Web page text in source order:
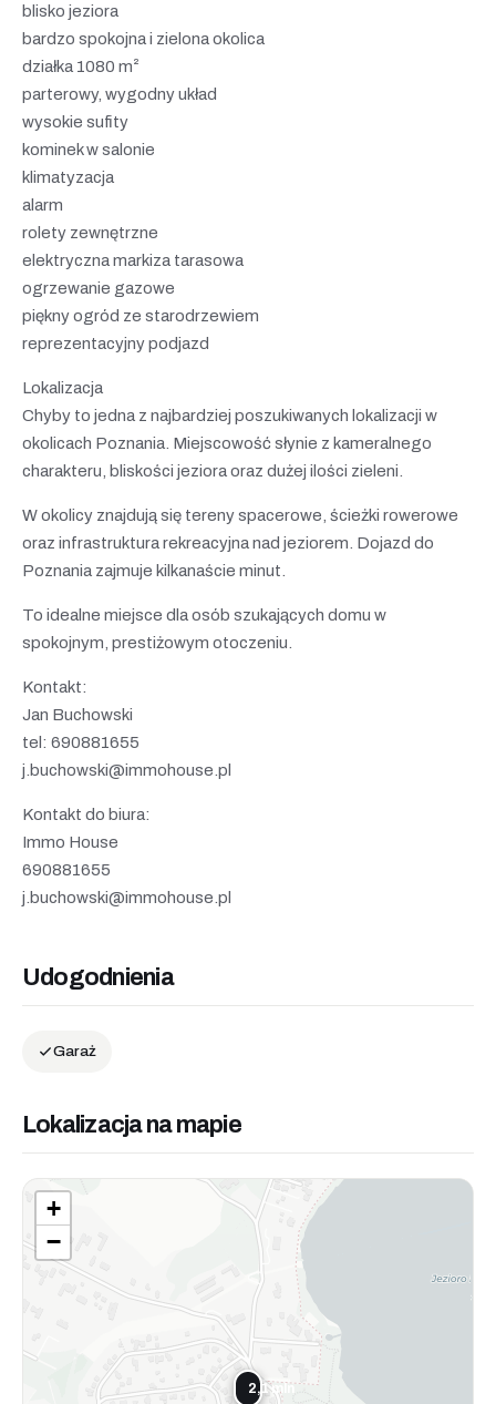
blisko jeziora
bardzo spokojna i zielona okolica
działka 1080 m²
parterowy, wygodny układ
wysokie sufity
kominek w salonie
klimatyzacja
alarm
rolety zewnętrzne
elektryczna markiza tarasowa
ogrzewanie gazowe
piękny ogród ze starodrzewiem
reprezentacyjny podjazd
Lokalizacja
Chyby to jedna z najbardziej poszukiwanych lokalizacji w
okolicach Poznania. Miejscowość słynie z kameralnego
charakteru, bliskości jeziora oraz dużej ilości zieleni.
W okolicy znajdują się tereny spacerowe, ścieżki rowerowe
oraz infrastruktura rekreacyjna nad jeziorem. Dojazd do
Poznania zajmuje kilkanaście minut.
To idealne miejsce dla osób szukających domu w
spokojnym, prestiżowym otoczeniu.
Kontakt:
Jan Buchowski
tel: 690881655
j.buchowski@immohouse.pl
Kontakt do biura:
Immo House
690881655
j.buchowski@immohouse.pl
Udogodnienia
Garaż
Lokalizacja na mapie
2,1 mln
+
−